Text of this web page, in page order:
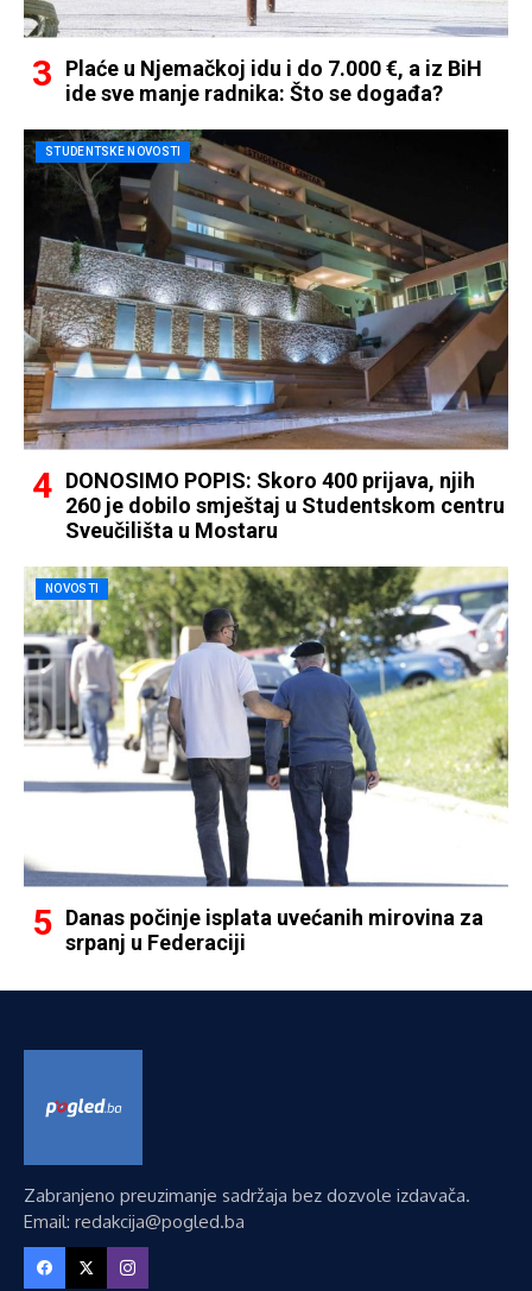
Plaće u Njemačkoj idu i do 7.000 €, a iz BiH
ide sve manje radnika: Što se događa?
STUDENTSKE NOVOSTI
DONOSIMO POPIS: Skoro 400 prijava, njih
260 je dobilo smještaj u Studentskom centru
Sveučilišta u Mostaru
NOVOSTI
Danas počinje isplata uvećanih mirovina za
srpanj u Federaciji
Zabranjeno preuzimanje sadržaja bez dozvole izdavača.
Email: redakcija@pogled.ba